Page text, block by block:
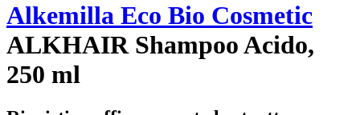
Alkemilla Eco Bio Cosmetic
ALKHAIR Shampoo Acido,
250 ml